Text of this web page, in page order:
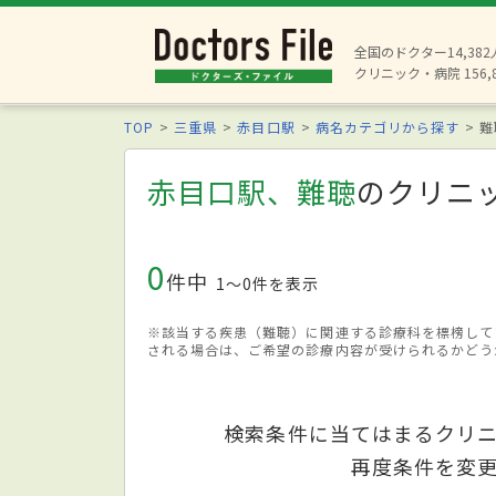
全国のドクター14,382
クリニック・病院
TOP 三重県 赤目口駅 病名カテゴリから探す
赤目口駅、難聴のクリニ
0件中 1〜0件を表示
※該当する疾患（難聴）に関連する診療科を標榜し
される場合は、ご希望の診療内容が受けられるかど
検索条件に当てはまるクリ
再度条件を変